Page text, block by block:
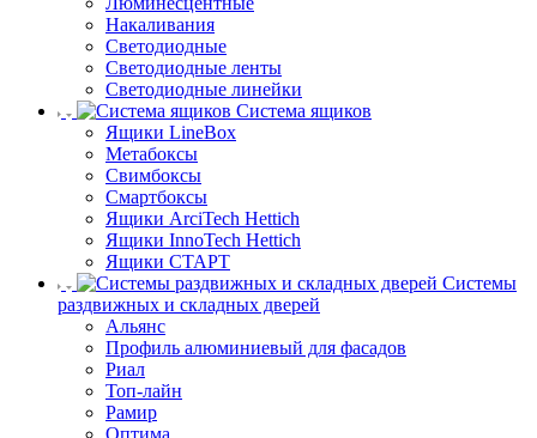
Накаливания
Светодиодные
Светодиодные ленты
Светодиодные линейки
Система ящиков
Ящики LineBox
Метабоксы
Свимбоксы
Смартбоксы
Ящики ArciTech Hettich
Ящики InnoTech Hettich
Ящики СТАРТ
Системы
раздвижных и складных дверей
Альянс
Профиль алюминиевый для фасадов
Риал
Топ-лайн
Рамир
Оптима